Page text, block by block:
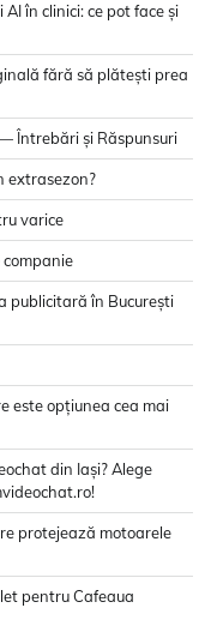
în clinici: ce pot face și
fără să plătești prea
Întrebări și Răspunsuri
extrasezon?
varice
companie
publicitară în București
este opțiunea cea mai
din Iași? Alege
protejează motoarele
pentru Cafeaua